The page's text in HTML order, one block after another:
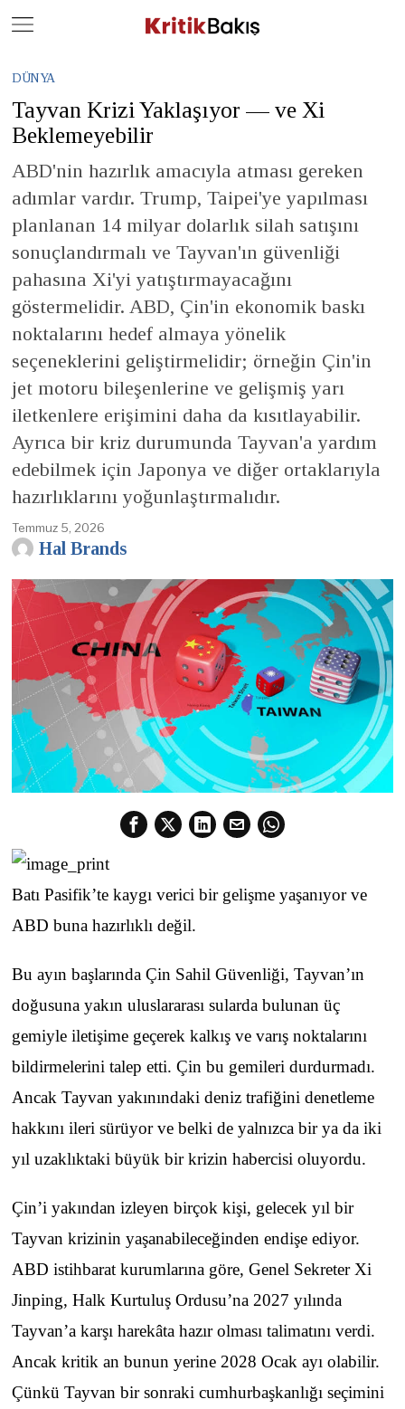
DÜNYA
Tayvan Krizi Yaklaşıyor — ve Xi
Beklemeyebilir
ABD'nin hazırlık amacıyla atması gereken
adımlar vardır. Trump, Taipei'ye yapılması
planlanan 14 milyar dolarlık silah satışını
sonuçlandırmalı ve Tayvan'ın güvenliği
pahasına Xi'yi yatıştırmayacağını
göstermelidir. ABD, Çin'in ekonomik baskı
noktalarını hedef almaya yönelik
seçeneklerini geliştirmelidir; örneğin Çin'in
jet motoru bileşenlerine ve gelişmiş yarı
iletkenlere erişimini daha da kısıtlayabilir.
Ayrıca bir kriz durumunda Tayvan'a yardım
edebilmek için Japonya ve diğer ortaklarıyla
hazırlıklarını yoğunlaştırmalıdır.
Temmuz 5, 2026
Hal Brands
Batı Pasifik’te kaygı verici bir gelişme yaşanıyor ve
ABD buna hazırlıklı değil.
Bu ayın başlarında Çin Sahil Güvenliği, Tayvan’ın
doğusuna yakın uluslararası sularda bulunan üç
gemiyle iletişime geçerek kalkış ve varış noktalarını
bildirmelerini talep etti. Çin bu gemileri durdurmadı.
Ancak Tayvan yakınındaki deniz trafiğini denetleme
hakkını ileri sürüyor ve belki de yalnızca bir ya da iki
yıl uzaklıktaki büyük bir krizin habercisi oluyordu.
Çin’i yakından izleyen birçok kişi, gelecek yıl bir
Tayvan krizinin yaşanabileceğinden endişe ediyor.
ABD istihbarat kurumlarına göre, Genel Sekreter Xi
Jinping, Halk Kurtuluş Ordusu’na 2027 yılında
Tayvan’a karşı harekâta hazır olması talimatını verdi.
Ancak kritik an bunun yerine 2028 Ocak ayı olabilir.
Çünkü Tayvan bir sonraki cumhurbaşkanlığı seçimini